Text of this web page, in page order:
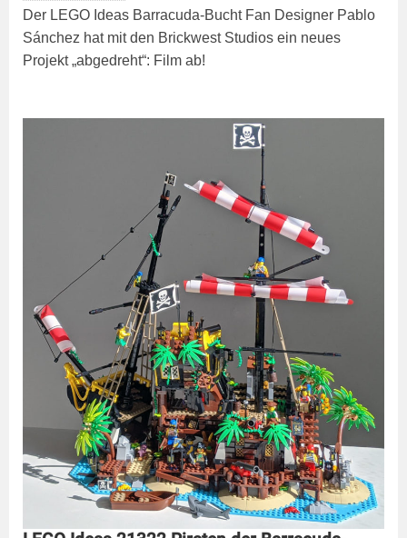
Der LEGO Ideas Barracuda-Bucht Fan Designer Pablo
Sánchez hat mit den Brickwest Studios ein neues
Projekt „abgedreht“: Film ab!